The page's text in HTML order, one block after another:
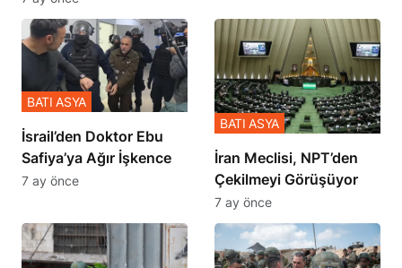
İsrail’den Doktor Ebu
Safiya’ya Ağır İşkence
BATI ASYA
7 ay önce
İran Meclisi, NPT’den
Çekilmeyi Görüşüyor
BATI ASYA
7 ay önce